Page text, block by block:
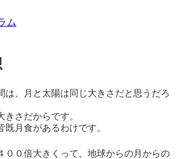
ム
は、月と太陽は同じ大きさだと思うだろ
さだからです。
月食があるわけです。
００倍大きくって、地球からの月からの